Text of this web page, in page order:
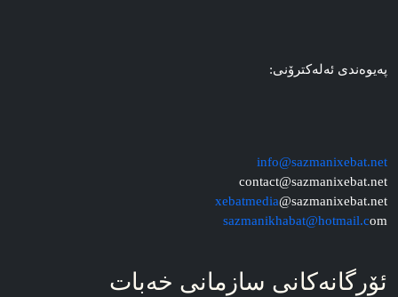
په‌یوه‌ندی ئه‌له‌کترۆنی:
info@sazmanixebat.net
contact@sazmanixebat.net
xebatmedia@sazmanixebat.net
sazmanikhabat@hotmail.com
ئۆرگانه‌کانی سازمانی خه‌بات